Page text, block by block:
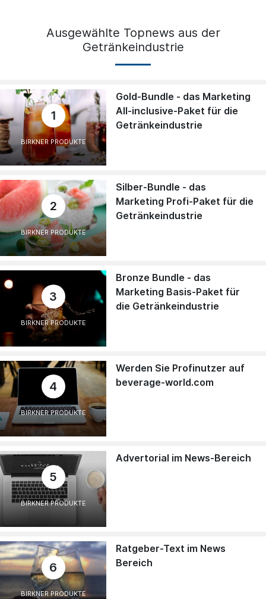
Ausgewählte Topnews aus der
Getränkeindustrie
1
BIRKNER PRODUKTE
Gold-Bundle - das Marketing
All-inclusive-Paket für die
Getränkeindustrie
2
BIRKNER PRODUKTE
Silber-Bundle - das
Marketing Profi-Paket für die
Getränkeindustrie
3
BIRKNER PRODUKTE
Bronze Bundle - das
Marketing Basis-Paket für
die Getränkeindustrie
4
BIRKNER PRODUKTE
Werden Sie Profinutzer auf
beverage-world.com
5
BIRKNER PRODUKTE
Advertorial im News-Bereich
6
BIRKNER PRODUKTE
Ratgeber-Text im News
Bereich